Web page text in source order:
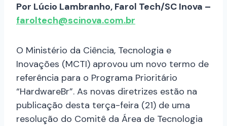
Por Lúcio Lambranho, Farol Tech/SC Inova –
faroltech@scinova.com.br
O Ministério da Ciência, Tecnologia e
Inovações (MCTI) aprovou um novo termo de
referência para o Programa Prioritário
“HardwareBr”. As novas diretrizes estão na
publicação desta terça-feira (21) de uma
resolução do Comitê da Área de Tecnologia